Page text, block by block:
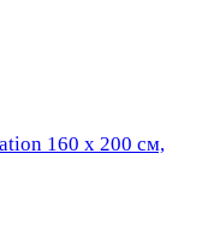
160 х 200 см,